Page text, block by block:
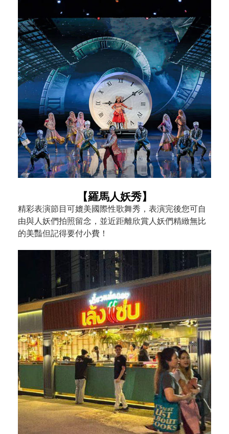
【羅馬人妖秀】
精彩表演節目可媲美國際性歌舞秀，表演完後您可自
由與人妖們拍照留念，並近距離欣賞人妖們精緻無比
的美豔但記得要付小費！